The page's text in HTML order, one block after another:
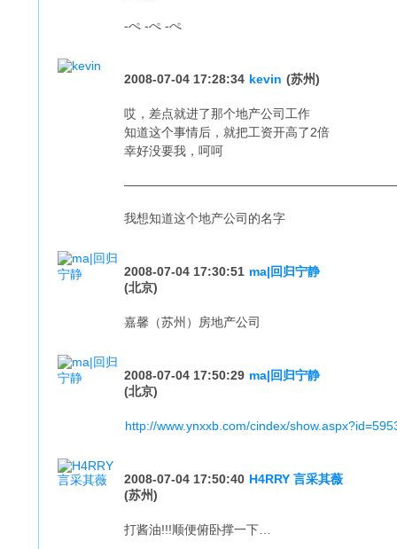
-ぺ -ぺ -ぺ
2008-07-04 17:28:34 kevin (苏州)
哎，差点就进了那个地产公司工作
知道这个事情后，就把工资开高了2倍
幸好没要我，呵呵
我想知道这个地产公司的名字
2008-07-04 17:30:51 ma|回归宁静
(北京)
嘉馨（苏州）房地产公司
2008-07-04 17:50:29 ma|回归宁静
(北京)
http://www.ynxxb.com/cindex/
2008-07-04 17:50:40 H4RRY 言采其薇
(苏州)
打酱油!!!顺便俯卧撑一下…